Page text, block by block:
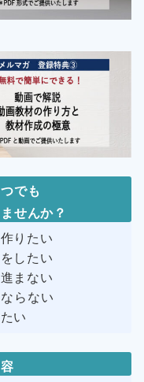
でも
せんか？
りたい
したい
まない
らない
い